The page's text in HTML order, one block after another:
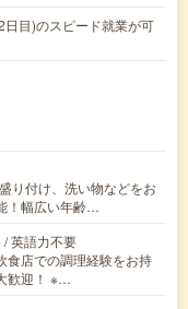
目)のスピード就業が可
り付け、洗い物などをお
！幅広い年齢…
/ 英語力不要
食店での調理経験をお持
歓迎！ ※…